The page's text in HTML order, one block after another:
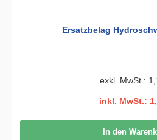
Ersatzbelag
exkl. MwSt.:
inkl. MwSt.:
In den